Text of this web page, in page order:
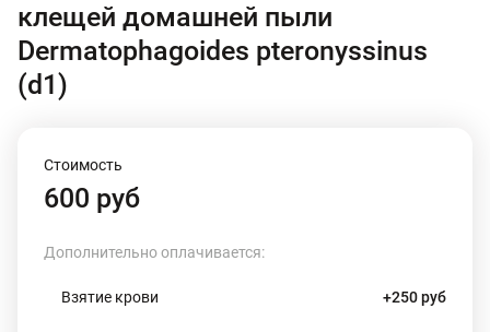
клещей домашней пыли
Dermatophagoides pteronyssinus
(d1)
Стоимость
600 руб
Дополнительно оплачивается:
Взятие крови +250 руб